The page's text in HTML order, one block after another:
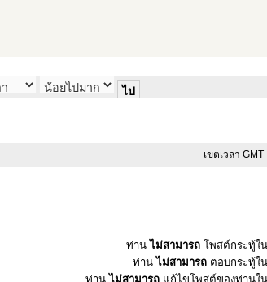
เขตเวลา
ท่านไม่สามารถ โพสต์กระทู้ใ
ท่านไม่สามารถ ตอบกระทู้ใ
ท่านไม่สามารถ แก้ไขโพสต์ของท่านใ